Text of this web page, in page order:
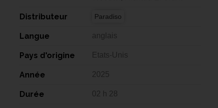
Distributeur Paradiso
Langue anglais
Pays d'origine Etats-Unis
Année 2025
Durée 02 h 28